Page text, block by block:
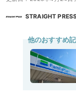
STRAIGHT
他のおすすめ